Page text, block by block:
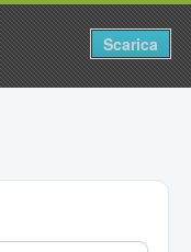
Scarica